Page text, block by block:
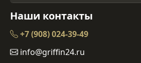
Наши контакты
+7 (908) 024-39-49
info@griffin24.ru